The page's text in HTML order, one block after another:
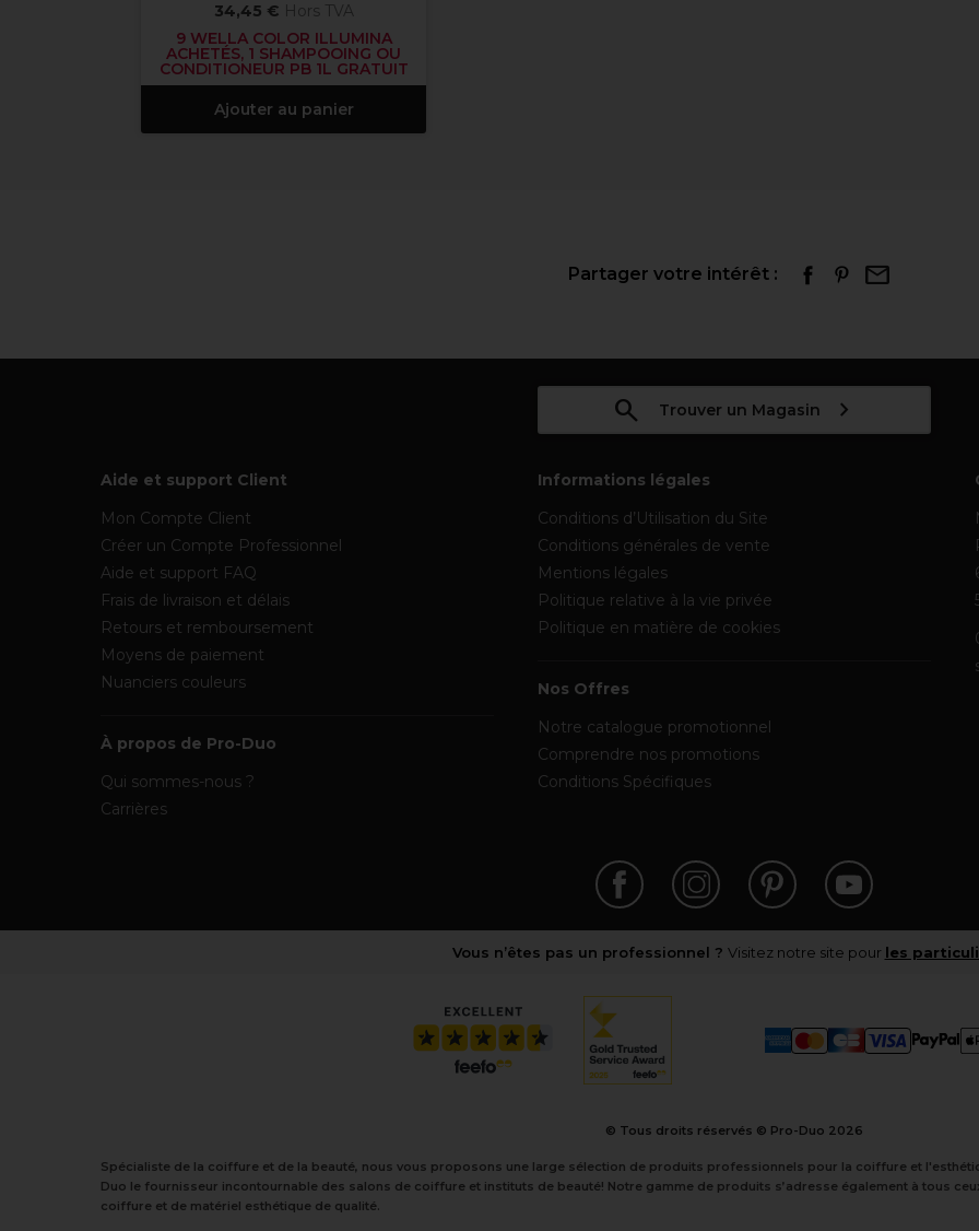
34,45 € Hors TVA
9 WELLA COLOR ILLUMINA
ACHETÉS, 1 SHAMPOOING OU
CONDITIONEUR PB 1L GRATUIT
Ajouter au panier
Partager votre intérêt :
Trouver un Magasin
Aide et support Client
Mon Compte Client
Créer un Compte Professionnel
Aide et support FAQ
Frais de livraison et délais
Retours et remboursement
Moyens de paiement
Nuanciers couleurs
À propos de Pro-Duo
Qui sommes-nous ?
Carrières
Informations légales
Conditions d’Utilisation du Site
Conditions générales de vente
Mentions légales
Politique relative à la vie privée
Politique en matière de cookies
Nos Offres
Notre catalogue promotionnel
Comprendre nos promotions
Conditions Spécifiques
Vous n’êtes pas un professionnel ? Visitez notre site pour les
© Tous droits réservés © Pro-Duo 2026
Spécialiste de la coiffure et de la beauté, nous vous proposons une large sélection de produits professionnels pour la coiffure et
Duo le fournisseur incontournable des salons de coiffure et instituts de beauté! Notre gamme de produits s’adresse également à tous
coiffure et de matériel esthétique de qualité.